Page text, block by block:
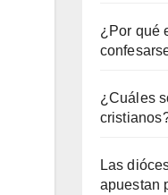
¿Por qué
¿Cuáles
Las
apuestan